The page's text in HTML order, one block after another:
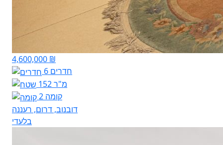
4,600,000 ₪
6 חדרים
152 מ"ר
קומה 2
דובנוב, דרום, רעננה
בלעדי